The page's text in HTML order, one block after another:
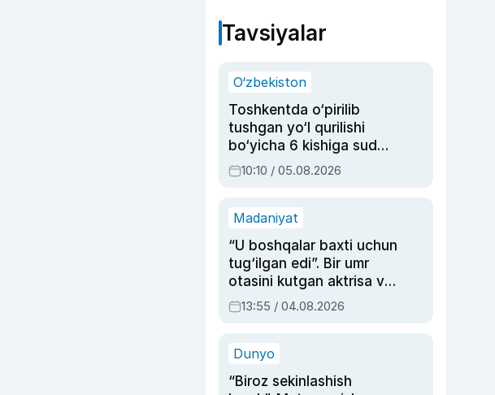
Tavsiyalar
O‘zbekiston
Toshkentda o‘pirilib
tushgan yo‘l qurilishi
bo‘yicha 6 kishiga sud
hukmi o‘qildi
10:10 / 05.08.2026
Madaniyat
“U boshqalar baxti uchun
tug‘ilgan edi”. Bir umr
otasini kutgan aktrisa va
dublyaj ustasi Rimma
Ahmedovaning
13:55 / 04.08.2026
Dunyo
“Biroz sekinlashish